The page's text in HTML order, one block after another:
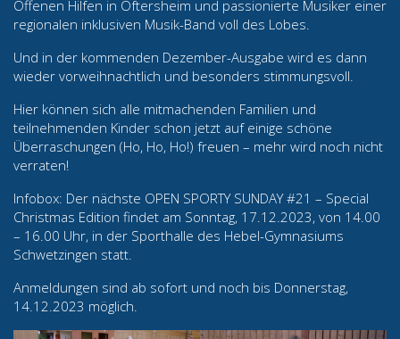
Offenen Hilfen in Oftersheim und passionierte Musiker einer
regionalen inklusiven Musik-Band voll des Lobes.
Und in der kommenden Dezember-Ausgabe wird es dann
wieder vorweihnachtlich und besonders stimmungsvoll.
Hier können sich alle mitmachenden Familien und
teilnehmenden Kinder schon jetzt auf einige schöne
Überraschungen (Ho, Ho, Ho!) freuen – mehr wird noch nicht
verraten!
Infobox: Der nächste OPEN SPORTY SUNDAY #21 – Special
Christmas Edition findet am Sonntag, 17.12.2023, von 14.00
– 16.00 Uhr, in der Sporthalle des Hebel-Gymnasiums
Schwetzingen statt.
Anmeldungen sind ab sofort und noch bis Donnerstag,
14.12.2023 möglich.